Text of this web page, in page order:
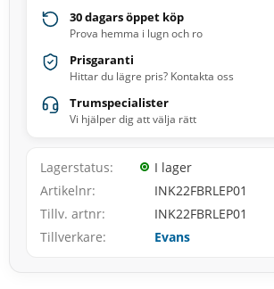
30 dagars öppet köp
Prova hemma i lugn och ro
Prisgaranti
Hittar du lägre pris? Kontakta oss
Trumspecialister
Vi hjälper dig att välja rätt
Lagerstatus
I lager
Artikelnr
INK22FBRLEP01
Tillv. artnr
INK22FBRLEP01
Tillverkare
Evans